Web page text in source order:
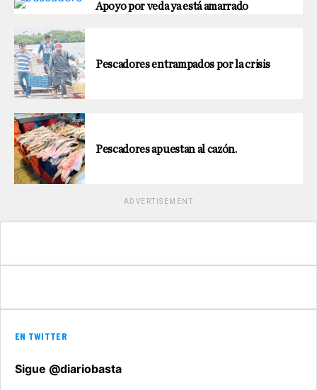
Apoyo por veda ya está amarrado
Pescadores entrampados por la crisis
Pescadores apuestan al cazón.
ADVERTISEMENT
EN TWITTER
Sigue @diariobasta